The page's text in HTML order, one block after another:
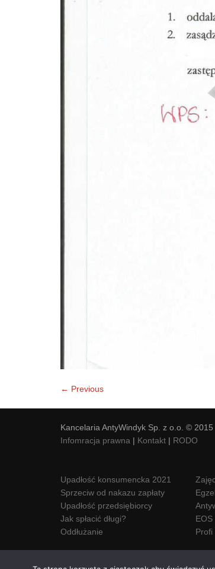
← Previous
Kancelaria AntyWindyk Sp. z o.o. ©
Infomracja prawna | Kontakt | RODO
Upadłość konsumencka 2021
Sprzeciw od nakazu zapłaty
Upadłość przedsiębiorcy
Jak spłacić długi?
Oddłużanie
EOS
Profi